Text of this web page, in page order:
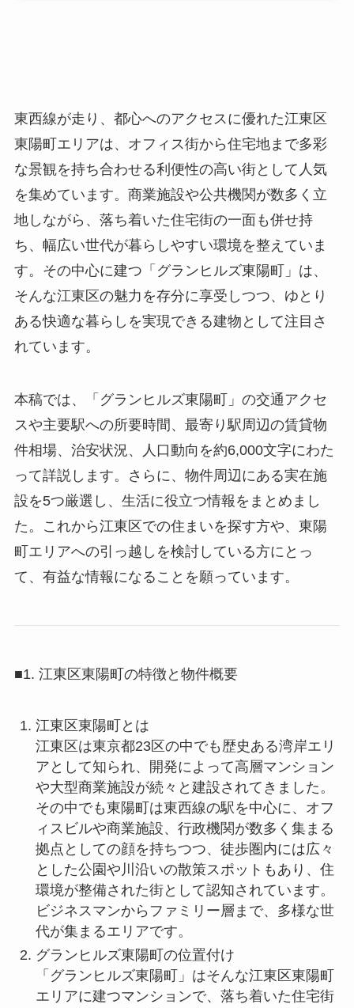
東西線が走り、都心へのアクセスに優れた江東区
東陽町エリアは、オフィス街から住宅地まで多彩
な景観を持ち合わせる利便性の高い街として人気
を集めています。商業施設や公共機関が数多く立
地しながら、落ち着いた住宅街の一面も併せ持
ち、幅広い世代が暮らしやすい環境を整えていま
す。その中心に建つ「グランヒルズ東陽町」は、
そんな江東区の魅力を存分に享受しつつ、ゆとり
ある快適な暮らしを実現できる建物として注目さ
れています。
本稿では、「グランヒルズ東陽町」の交通アクセ
スや主要駅への所要時間、最寄り駅周辺の賃貸物
件相場、治安状況、人口動向を約6,000文字にわた
って詳説します。さらに、物件周辺にある実在施
設を5つ厳選し、生活に役立つ情報をまとめまし
た。これから江東区での住まいを探す方や、東陽
町エリアへの引っ越しを検討している方にとっ
て、有益な情報になることを願っています。
■1. 江東区東陽町の特徴と物件概要
江東区東陽町とは
江東区は東京都23区の中でも歴史ある湾岸エリ
アとして知られ、開発によって高層マンション
や大型商業施設が続々と建設されてきました。
その中でも東陽町は東西線の駅を中心に、オフ
ィスビルや商業施設、行政機関が数多く集まる
拠点としての顔を持ちつつ、徒歩圏内には広々
とした公園や川沿いの散策スポットもあり、住
環境が整備された街として認知されています。
ビジネスマンからファミリー層まで、多様な世
代が集まるエリアです。
グランヒルズ東陽町の位置付け
「グランヒルズ東陽町」はそんな江東区東陽町
エリアに建つマンションで、落ち着いた住宅街